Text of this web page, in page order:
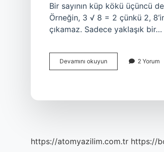
Bir sayının küp kökü üçüncü
Örneğin, 3 √ 8 = 2 çünkü 2,
çıkamaz. Sadece yaklaşık bir…
Devamını okuyun
Kök
2 Yorum
https://atomyazilim.com.tr https://